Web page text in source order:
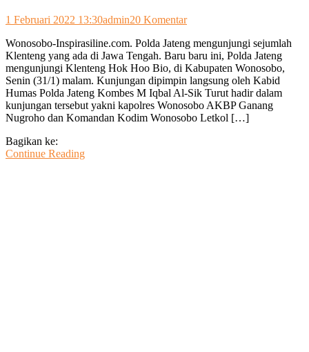
1 Februari 2022 13:30admin20 Komentarpada
Polda
Jateng
Kunjungi
Klenteng
Hok
Hoo
Bio
Wonosobo-Inspirasiline.com. Polda Jateng mengunjungi sejumlah
Klenteng yang ada di Jawa Tengah. Baru baru ini, Polda Jateng
mengunjungi Klenteng Hok Hoo Bio, di Kabupaten Wonosobo,
Senin (31/1) malam. Kunjungan dipimpin langsung oleh Kabid
Humas Polda Jateng Kombes M Iqbal Al-Sik Turut hadir dalam
kunjungan tersebut yakni kapolres Wonosobo AKBP Ganang
Nugroho dan Komandan Kodim Wonosobo Letkol […]
Bagikan ke:
Continue Reading